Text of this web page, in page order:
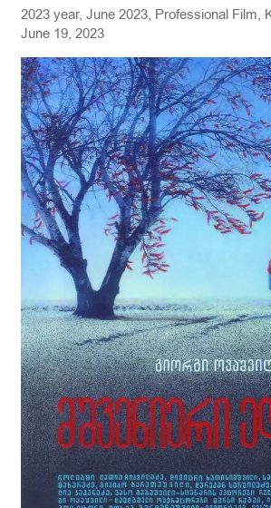
2023 year,June 2023, Professional Film,
June 19, 2023
WORLDS